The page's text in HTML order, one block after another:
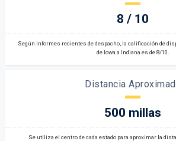
8 / 10
Según informes recientes de despacho, la calificación de
de Iowa a Indiana es de 8/10.
Distancia
500 millas
Se utiliza el centro de cada estado para aproximar la